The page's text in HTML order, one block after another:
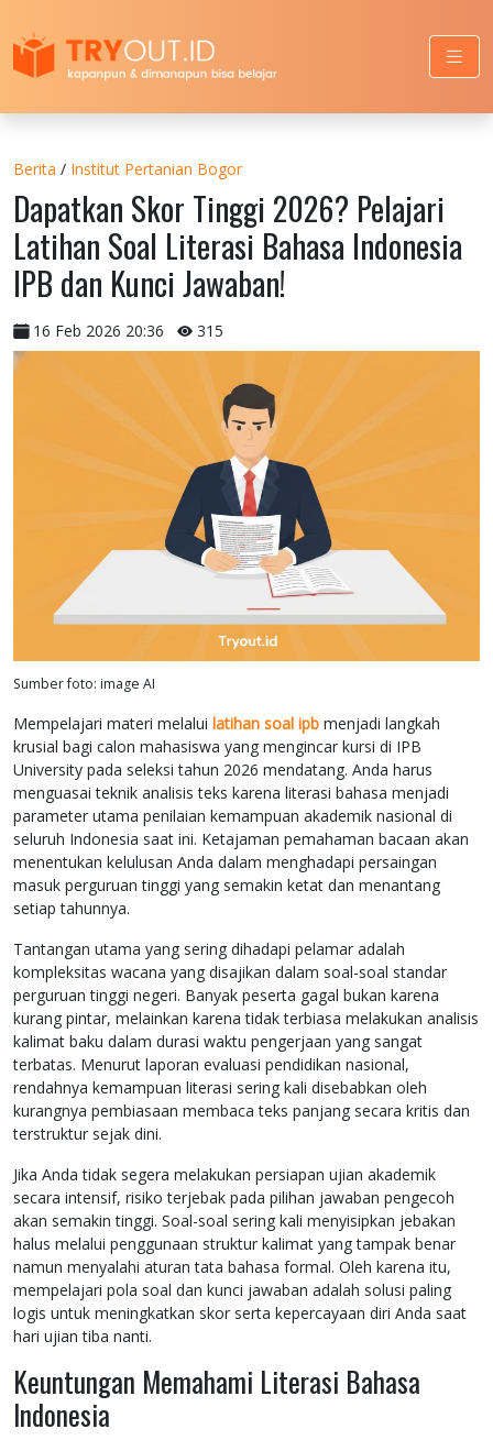
Berita / Institut Pertanian Bogor
Dapatkan Skor Tinggi 2026? Pelajari
Latihan Soal Literasi Bahasa Indonesia
IPB dan Kunci Jawaban!
16 Feb 2026 20:36 315
Sumber foto: image AI
Mempelajari materi melalui latihan soal ipb menjadi langkah
krusial bagi calon mahasiswa yang mengincar kursi di IPB
University pada seleksi tahun 2026 mendatang. Anda harus
menguasai teknik analisis teks karena literasi bahasa menjadi
parameter utama penilaian kemampuan akademik nasional di
seluruh Indonesia saat ini. Ketajaman pemahaman bacaan akan
menentukan kelulusan Anda dalam menghadapi persaingan
masuk perguruan tinggi yang semakin ketat dan menantang
setiap tahunnya.
Tantangan utama yang sering dihadapi pelamar adalah
kompleksitas wacana yang disajikan dalam soal-soal standar
perguruan tinggi negeri. Banyak peserta gagal bukan karena
kurang pintar, melainkan karena tidak terbiasa melakukan analisis
kalimat baku dalam durasi waktu pengerjaan yang sangat
terbatas. Menurut laporan evaluasi pendidikan nasional,
rendahnya kemampuan literasi sering kali disebabkan oleh
kurangnya pembiasaan membaca teks panjang secara kritis dan
terstruktur sejak dini.
Jika Anda tidak segera melakukan persiapan ujian akademik
secara intensif, risiko terjebak pada pilihan jawaban pengecoh
akan semakin tinggi. Soal-soal sering kali menyisipkan jebakan
halus melalui penggunaan struktur kalimat yang tampak benar
namun menyalahi aturan tata bahasa formal. Oleh karena itu,
mempelajari pola soal dan kunci jawaban adalah solusi paling
logis untuk meningkatkan skor serta kepercayaan diri Anda saat
hari ujian tiba nanti.
Keuntungan Memahami Literasi Bahasa
Indonesia